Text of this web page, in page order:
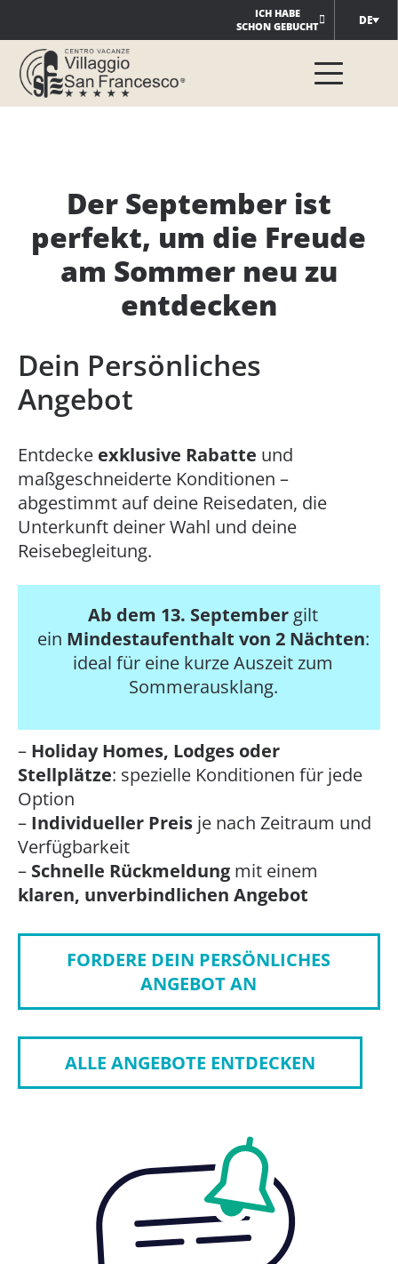
Inhalt
springen
ICH HABE
SCHON GEBUCHT
DE
Der September ist
perfekt, um die Freude
am Sommer neu zu
entdecken
Dein Persönliches
Angebot
Entdecke exklusive Rabatte und
maßgeschneiderte Konditionen –
abgestimmt auf deine Reisedaten, die
Unterkunft deiner Wahl und deine
Reisebegleitung.
Ab dem 13. September gilt
ein Mindestaufenthalt von 2 Nächten:
ideal für eine kurze Auszeit zum
Sommerausklang.
– Holiday Homes, Lodges oder
Stellplätze: spezielle Konditionen für jede
Option
– Individueller Preis je nach Zeitraum und
Verfügbarkeit
– Schnelle Rückmeldung mit einem
klaren, unverbindlichen Angebot
FORDERE DEIN PERSÖNLICHES
ANGEBOT AN
ALLE ANGEBOTE ENTDECKEN